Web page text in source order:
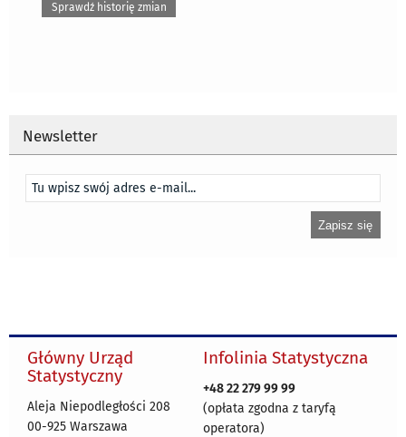
Sprawdź historię zmian
Newsletter
Główny Urząd
Statystyczny
Aleja Niepodległości 208
00-925 Warszawa
Infolinia Statystyczna
+48 22 279 99 99
(opłata zgodna z taryfą
operatora)